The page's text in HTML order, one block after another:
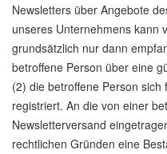
Newsletters über Angebote
unseres Unternehmens kann
grundsätzlich nur dann
betroffene Person über eine
(2) die betroffene Person
registriert. An die von einer
Newsletterversand
rechtlichen Gründen eine